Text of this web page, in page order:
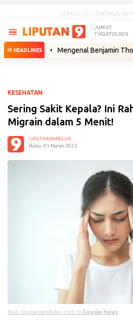
SCROLL TO CONTINUE
JUM'AT,
7 AGUSTUS 2026
HEADLINES
• Mengenal Benjamin Thomas
KESEHATAN
Sering Sakit Kepala? Ini
Migrain dalam 5 Menit!
LIPUTANSEMBILAN
Rabu, 01 Maret 2023
Ikuti liputansembilan.com di Google News